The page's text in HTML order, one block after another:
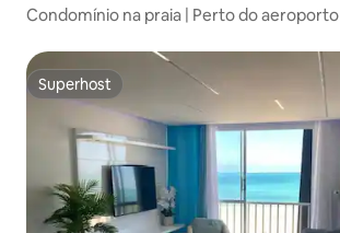
Condomínio na praia | Perto do aeroporto |
Superhost
Superhost